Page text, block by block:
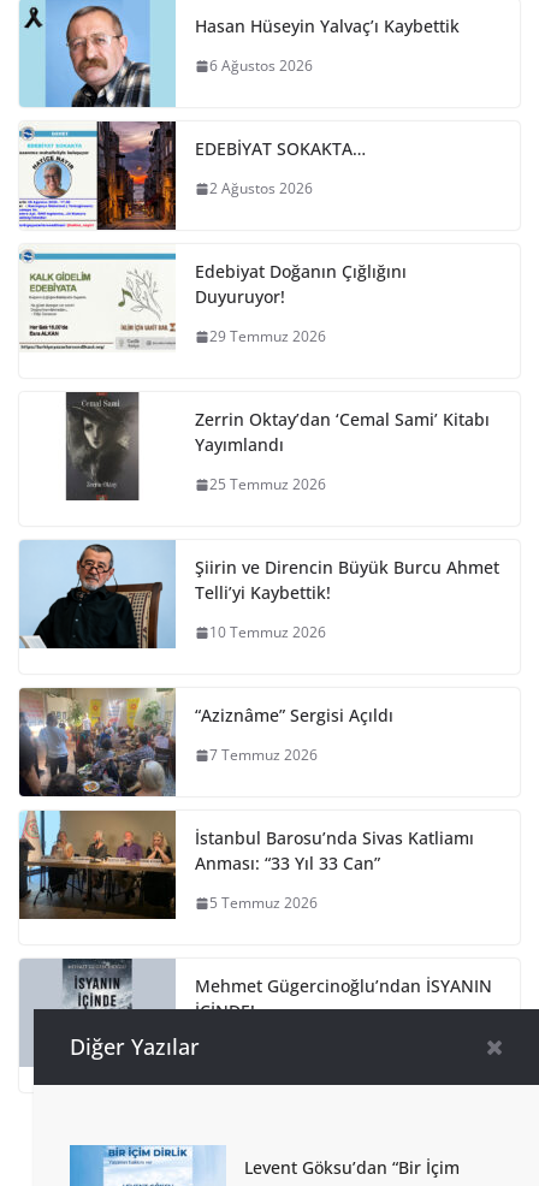
Hasan Hüseyin Yalvaç’ı Kaybettik
6 Ağustos 2026
EDEBİYAT SOKAKTA…
2 Ağustos 2026
Edebiyat Doğanın Çığlığını
Duyuruyor!
29 Temmuz 2026
Zerrin Oktay’dan ‘Cemal Sami’ Kitabı
Yayımlandı
25 Temmuz 2026
Şiirin ve Direncin Büyük Burcu Ahmet
Telli’yi Kaybettik!
10 Temmuz 2026
“Aziznâme” Sergisi Açıldı
7 Temmuz 2026
İstanbul Barosu’nda Sivas Katliamı
Anması: “33 Yıl 33 Can”
5 Temmuz 2026
Mehmet Gügercinoğlu’ndan İSYANIN
İÇİNDE!
Diğer Yazılar
Levent Göksu’dan “Bir İçim